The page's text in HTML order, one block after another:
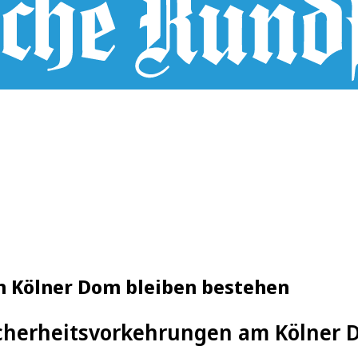
Dom bleiben bestehen
am Kölner